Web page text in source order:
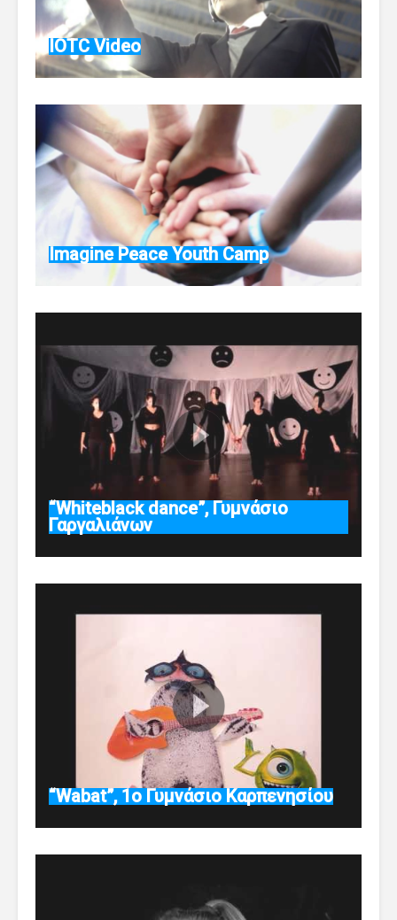
IOTC Video
Imagine Peace Youth Camp
“Whiteblack dance”, Γυμνάσιο
Γαργαλιάνων
“Wabat”, 1ο Γυμνάσιο Καρπενησίου